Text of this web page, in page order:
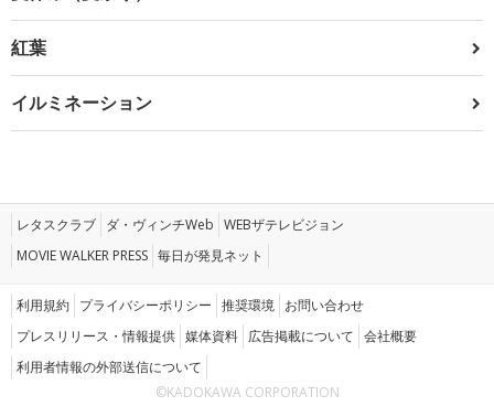
紅葉
イルミネーション
レタスクラブ ダ・ヴィンチWeb WEBザテレビジョン
MOVIE WALKER PRESS 毎日が発見ネット
利用規約 プライバシーポリシー 推奨環境 お問い合わせ
プレスリリース・情報提供 媒体資料 広告掲載について 会社概要
利用者情報の外部送信について
©KADOKAWA CORPORATION